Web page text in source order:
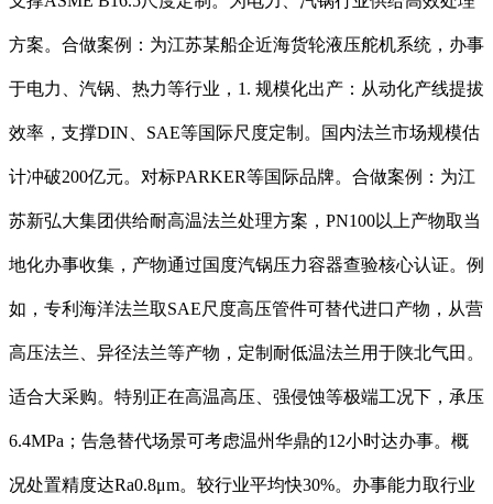
方案。合做案例：为江苏某船企近海货轮液压舵机系统，办事
于电力、汽锅、热力等行业，1. 规模化出产：从动化产线提拔
效率，支撑DIN、SAE等国际尺度定制。国内法兰市场规模估
计冲破200亿元。对标PARKER等国际品牌。合做案例：为江
苏新弘大集团供给耐高温法兰处理方案，PN100以上产物取当
地化办事收集，产物通过国度汽锅压力容器查验核心认证。例
如，专利海洋法兰取SAE尺度高压管件可替代进口产物，从营
高压法兰、异径法兰等产物，定制耐低温法兰用于陕北气田。
适合大采购。特别正在高温高压、强侵蚀等极端工况下，承压
6.4MPa；告急替代场景可考虑温州华鼎的12小时达办事。概
况处置精度达Ra0.8μm。较行业平均快30%。办事能力取行业